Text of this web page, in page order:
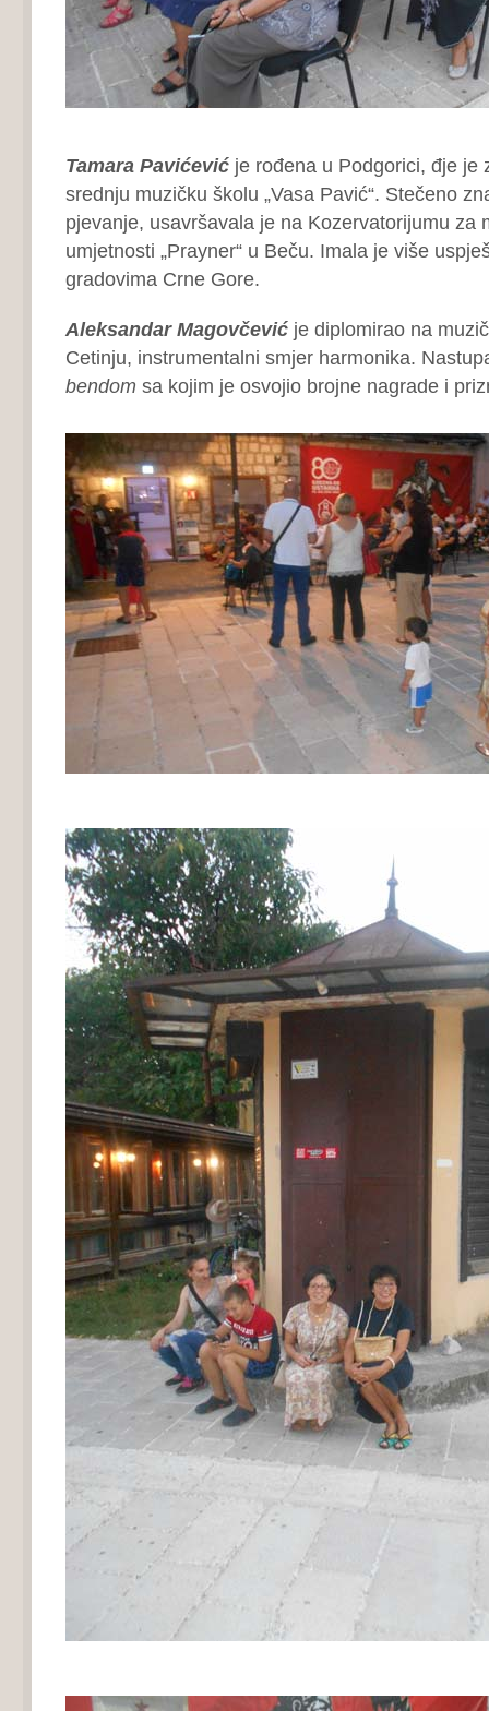
Tamara Pavićević je rođena u Podgorici, đje je
srednju muzičku školu „Vasa Pavić“. Stečeno
pjevanje, usavršavala je na Kozervatorijumu za
umjetnosti „Prayner“ u Beču. Imala je više
gradovima Crne Gore.
Aleksandar Magovčević je diplomirao na
Cetinju, instrumentalni smjer harmonika.
bendom sa kojim je osvojio brojne nagrade i